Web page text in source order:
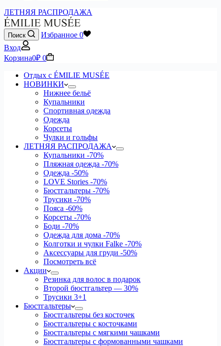
ЛЕТНЯЯ РАСПРОДАЖА
Поиск Избранное 0
Вход
Корзина0₽ 0
Отдых с ÉMILIE MUSÉE
НОВИНКИ
Нижнее бельё
Купальники
Спортивная одежда
Одежда
Корсеты
Чулки и гольфы
ЛЕТНЯЯ РАСПРОДАЖА
Купальники -70%
Пляжная одежда -70%
Одежда -50%
LOVE Stories -70%
Бюстгальтеры -70%
Трусики -70%
Пояса -60%
Корсеты -70%
Боди -70%
Одежда для дома -70%
Колготки и чулки Falke -70%
Аксессуары для груди -50%
Посмотреть всё
Акции
Резинка для волос в подарок
Второй бюстгальтер — 30%
Трусики 3+1
Бюстгальтеры
Бюстгальтеры без косточек
Бюстгальтеры с косточками
Бюстгальтеры с мягкими чашками
Бюстгальтеры с формованными чашками